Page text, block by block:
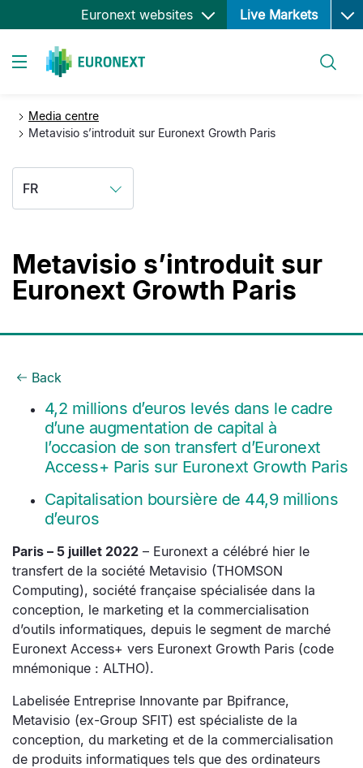
Aller
au
Euronext websites Live Markets Open
Media centre
Metavisio s’introduit sur Euronext Growth Paris
FR
Metavisio s’introduit sur
Euronext Growth Paris
Back
4,2 millions d’euros levés dans le cadre
d’une augmentation de capital à
l’occasion de son transfert d’Euronext
Access+ Paris sur Euronext Growth Paris
Capitalisation boursière de 44,9 millions
d’euros
Paris – 5 juillet 2022 – Euronext a célébré hier le
transfert de la société Metavisio (THOMSON
Computing), société française spécialisée dans la
conception, le marketing et la commercialisation
d’outils informatiques, depuis le segment de marché
Euronext Access+ vers Euronext Growth Paris (code
mnémonique : ALTHO).
Labelisée Entreprise Innovante par Bpifrance,
Metavisio (ex-Group SFIT) est spécialiste de la
conception, du marketing et de la commercialisation
de produits informatiques tels que des ordinateurs